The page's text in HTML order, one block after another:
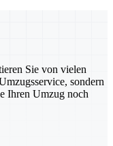
Sie von vielen
sondern
Ihren Umzug noch